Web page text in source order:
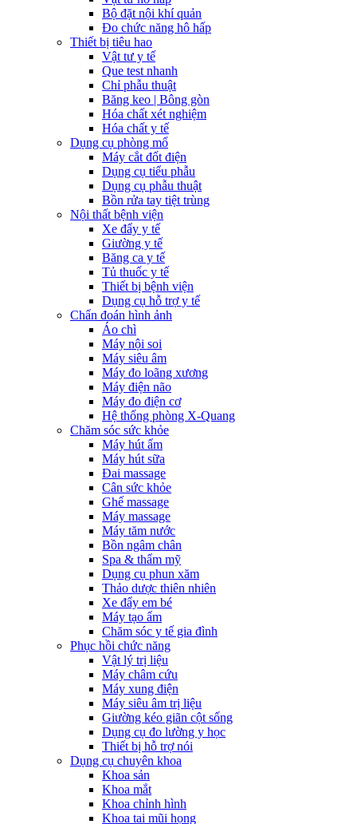
Bộ đặt nội khí quản
Đo chức năng hô hấp
Thiết bị tiêu hao
Vật tư y tế
Que test nhanh
Chỉ phẫu thuật
Băng keo | Bông gòn
Hóa chất xét nghiệm
Hóa chất y tế
Dụng cụ phòng mổ
Máy cắt đốt điện
Dụng cụ tiểu phẫu
Dụng cụ phẫu thuật
Bồn rửa tay tiệt trùng
Nội thất bệnh viện
Xe đẩy y tế
Giường y tế
Băng ca y tế
Tủ thuốc y tế
Thiết bị bệnh viện
Dụng cụ hỗ trợ y tế
Chẩn đoán hình ảnh
Áo chì
Máy nội soi
Máy siêu âm
Máy đo loãng xương
Máy điện não
Máy đo điện cơ
Hệ thống phòng X-Quang
Chăm sóc sức khỏe
Máy hút ẩm
Máy hút sữa
Đai massage
Cân sức khỏe
Ghế massage
Máy massage
Máy tăm nước
Bồn ngâm chân
Spa & thẩm mỹ
Dụng cụ phun xăm
Thảo dược thiên nhiên
Xe đẩy em bé
Máy tạo ẩm
Chăm sóc y tế gia đình
Phục hồi chức năng
Vật lý trị liệu
Máy châm cứu
Máy xung điện
Máy siêu âm trị liệu
Giường kéo giãn cột sống
Dụng cụ đo lường y học
Thiết bị hỗ trợ nói
Dụng cụ chuyên khoa
Khoa sản
Khoa mắt
Khoa chỉnh hình
Khoa tai mũi họng